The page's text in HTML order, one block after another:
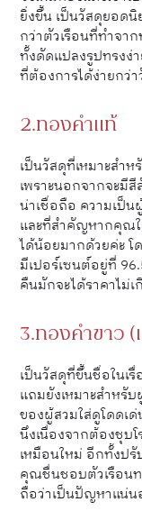
ยิ่งขึ้น เป็นวัสดุยอดนิ
กว่าตัวเรือนที่ทำจา
ทั้งดัดแปลงรูปทรงง่
ที่ต้องการได้ง่ายกว่
2.ทองคำแท้
เป็นวัสดุที่เหมาะสำห
เพราะนอกจากจะมี
น่าเชื่อถือ ความเป็น
และที่สำคัญหากคุณใ
ได้น้อยมากด้วยค่ะ โ
มีเปอร์เซนต์อยู่ที่
คืนมักจะได้ราคาไม่
3.ทองคำขาว
เป็นวัสดุที่ขึ้นชื่อในเ
แถมยังเหมาะสำหรั
ของผู้สวมใส่ดูโดดเ
นึงเนื่องจากต้องชุบโ
เหมือนใหม่ อีกทั้งป
คุณชื่นชอบตัวเรือนท
ถือว่าเป็นปัญหาแน่น